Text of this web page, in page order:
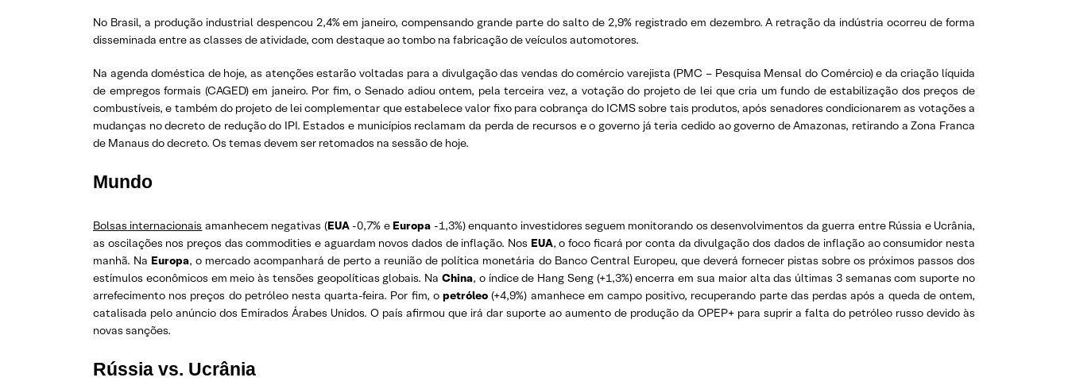
No Brasil, a produção industrial despencou 2,4% em janeiro, compensando grande parte do salto de 2,9% registrado em dezembro. A retração da indústria ocorreu de forma
disseminada entre as classes de atividade, com destaque ao tombo na fabricação de veículos automotores.
Na agenda doméstica de hoje, as atenções estarão voltadas para a divulgação das vendas do comércio varejista (PMC – Pesquisa Mensal do Comércio) e da criação líquida
de empregos formais (CAGED) em janeiro. Por fim, o Senado adiou ontem, pela terceira vez, a votação do projeto de lei que cria um fundo de estabilização dos preços de
combustíveis, e também do projeto de lei complementar que estabelece valor fixo para cobrança do ICMS sobre tais produtos, após senadores condicionarem as votações a
mudanças no decreto de redução do IPI. Estados e municípios reclamam da perda de recursos e o governo já teria cedido ao governo de Amazonas, retirando a Zona Franca
de Manaus do decreto. Os temas devem ser retomados na sessão de hoje.
Mundo
Bolsas internacionais amanhecem negativas (EUA -0,7% e Europa -1,3%) enquanto investidores seguem monitorando os desenvolvimentos da guerra entre Rússia e Ucrânia,
as oscilações nos preços das commodities e aguardam novos dados de inflação. Nos EUA, o foco ficará por conta da divulgação dos dados de inflação ao consumidor nesta
manhã. Na Europa, o mercado acompanhará de perto a reunião de política monetária do Banco Central Europeu, que deverá fornecer pistas sobre os próximos passos dos
estímulos econômicos em meio às tensões geopolíticas globais. Na China, o índice de Hang Seng (+1,3%) encerra em sua maior alta das últimas 3 semanas com suporte no
arrefecimento nos preços do petróleo nesta quarta-feira. Por fim, opetróleo(+4,9%) amanhece em campo positivo, recuperando parte das perdas após a queda de ontem,
catalisada pelo anúncio dos Emirados Árabes Unidos. O país afirmou que irá dar suporte ao aumento de produção da OPEP+ para suprir a falta do petróleo russo devido às
novas sanções.
Rússia vs. Ucrânia